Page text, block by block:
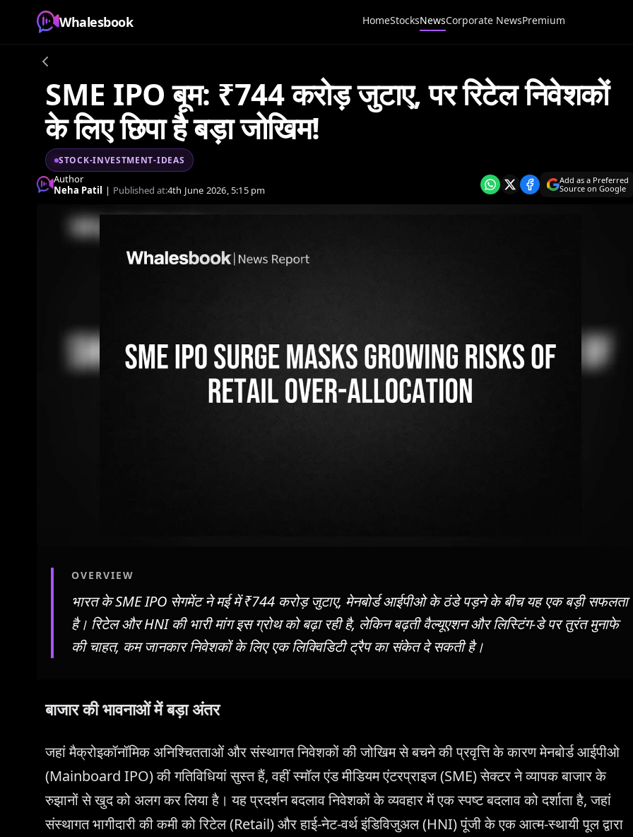
Whalesbook HomeStocksNewsCorporate NewsPremium
SME IPO बूम: ₹744 करोड़ जुटाए, पर रिटेल निवेशकों
के लिए छिपा है बड़ा जोखिम!
STOCK-INVESTMENT-IDEAS
Author
Neha Patil | Published at:4th June 2026, 5:15 pm
Add as a Preferred
Source on Google
OVERVIEW
भारत के SME IPO सेगमेंट ने मई में ₹744 करोड़ जुटाए, मेनबोर्ड आईपीओ के ठंडे पड़ने के बीच यह एक बड़ी सफलता
है। रिटेल और HNI की भारी मांग इस ग्रोथ को बढ़ा रही है, लेकिन बढ़ती वैल्यूएशन और लिस्टिंग-डे पर तुरंत मुनाफे
की चाहत, कम जानकार निवेशकों के लिए एक लिक्विडिटी ट्रैप का संकेत दे सकती है।
बाजार की भावनाओं में बड़ा अंतर
जहां मैक्रोइकॉनॉमिक अनिश्चितताओं और संस्थागत निवेशकों की जोखिम से बचने की प्रवृत्ति के कारण मेनबोर्ड आईपीओ
(Mainboard IPO) की गतिविधियां सुस्त हैं, वहीं स्मॉल एंड मीडियम एंटरप्राइज (SME) सेक्टर ने व्यापक बाजार के
रुझानों से खुद को अलग कर लिया है। यह प्रदर्शन बदलाव निवेशकों के व्यवहार में एक स्पष्ट बदलाव को दर्शाता है, जहां
संस्थागत भागीदारी की कमी को रिटेल (Retail) और हाई-नेट-वर्थ इंडिविजुअल (HNI) पूंजी के एक आत्म-स्थायी पूल द्वारा